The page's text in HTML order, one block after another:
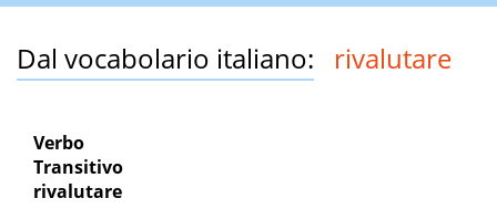
Dal vocabolario italiano: rivalutare
Verbo
Transitivo
rivalutare